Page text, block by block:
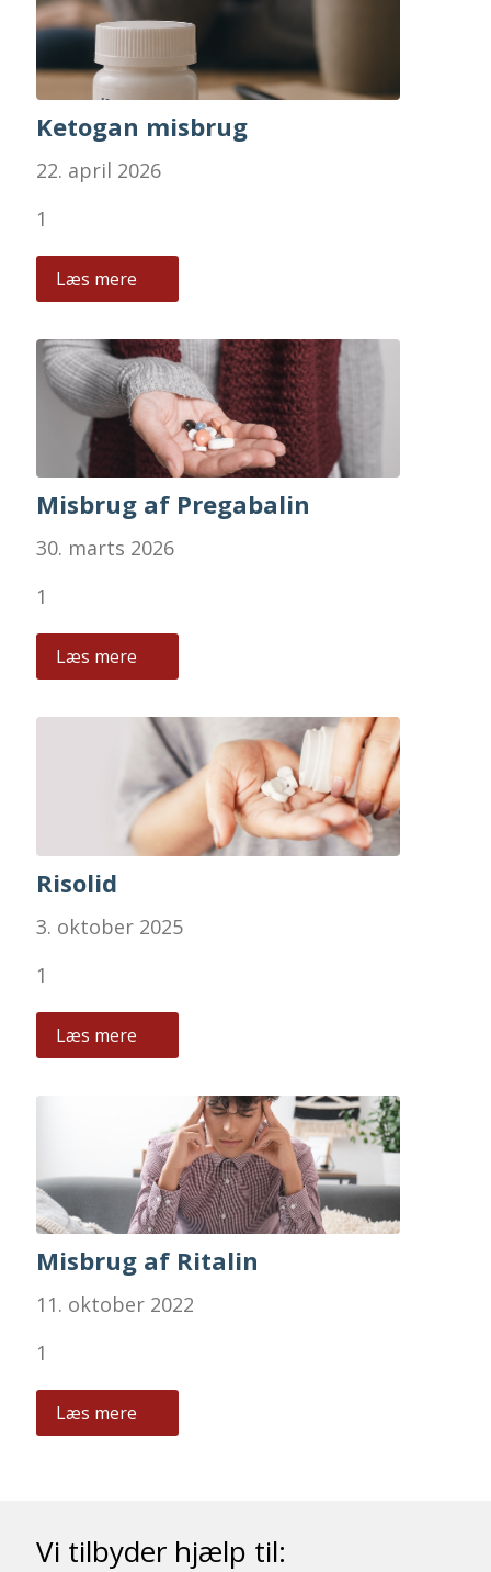
Ketogan misbrug
22. april 2026
1
Læs mere
Misbrug af Pregabalin
30. marts 2026
1
Læs mere
Risolid
3. oktober 2025
1
Læs mere
Misbrug af Ritalin
11. oktober 2022
1
Læs mere
Vi tilbyder hjælp til: